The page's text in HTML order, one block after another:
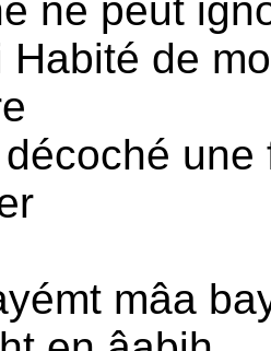
ne peut
Habité de
mâa